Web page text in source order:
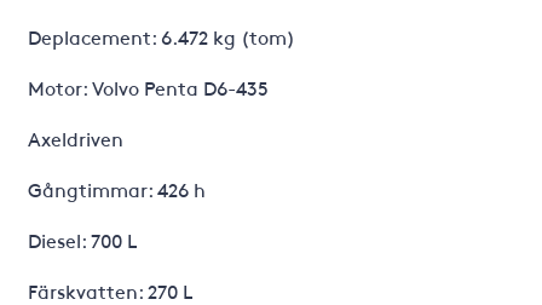
Deplacement: 6.472 kg (tom)
Motor: Volvo Penta D6-435
Axeldriven
Gångtimmar: 426 h
Diesel: 700 L
Färskvatten: 270 L